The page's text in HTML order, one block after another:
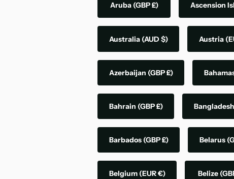
Aruba (GBP £) Ascension
Australia (AUD $) Austria
Azerbaijan (GBP £)
Bahrain (GBP £) Bangladesh
Barbados (GBP £) Belarus
Belgium (EUR €) Belize